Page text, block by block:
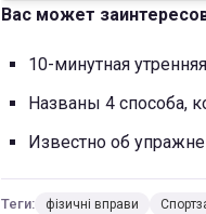
Вас может
10-минутная
Названы 4 способа,
Известно об
Теги: фізичні вправи